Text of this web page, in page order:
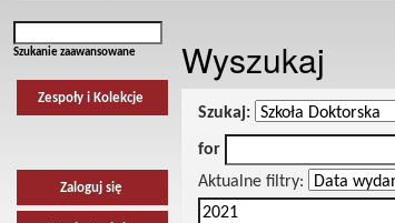
Szukanie zaawansowane
Zespoły i Kolekcje
Zaloguj się
Wyszukaj
Szukaj:
for
Aktualne filtry: